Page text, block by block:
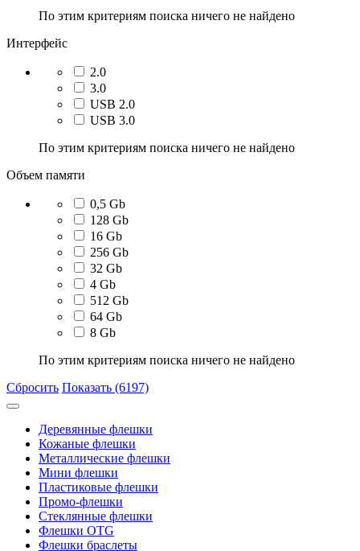
По этим критериям поиска ничего не найдено
Интерфейс
2.0
3.0
USB 2.0
USB 3.0
По этим критериям поиска ничего не найдено
Объем памяти
0,5 Gb
128 Gb
16 Gb
256 Gb
32 Gb
4 Gb
512 Gb
64 Gb
8 Gb
По этим критериям поиска ничего не найдено
Сбросить Показать (6197)
Деревянные флешки
Кожаные флешки
Металлические флешки
Мини флешки
Пластиковые флешки
Промо-флешки
Стеклянные флешки
Флешки OTG
Флешки браслеты